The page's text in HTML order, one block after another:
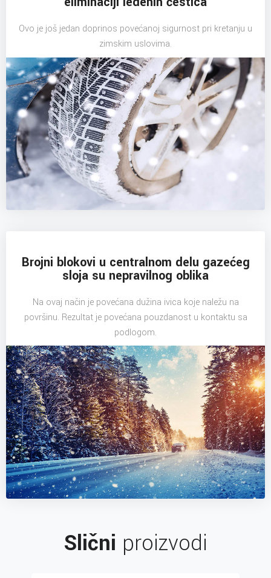
Ovo je još jedan doprinos povećanoj sigurnost pri kretanju u
zimskim uslovima.
Brojni blokovi u centralnom delu gazećeg
sloja su nepravilnog oblika
Na ovaj način je povećana dužina ivica koje naležu na
površinu. Rezultat je povećana pouzdanost u kontaktu sa
podlogom.
Slični proizvodi